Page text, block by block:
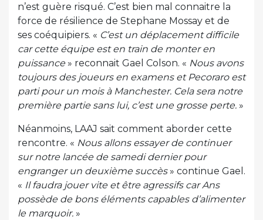
n’est guère risqué. C’est bien mal connaitre la
force de résilience de Stephane Mossay et de
ses coéquipiers. « C’est un déplacement difficile
car cette équipe est en train de monter en
puissance» reconnait Gael Colson. « Nous avons
toujours des joueurs en examens et Pecoraro est
parti pour un mois à Manchester. Cela sera notre
première partie sans lui, c’est une grosse perte. »
Néanmoins, LAAJ sait comment aborder cette
rencontre. « Nous allons essayer de continuer
sur notre lancée de samedi dernier pour
engranger un deuxième succès» continue Gael.
« Il faudra jouer vite et être agressifs car Ans
possède de bons éléments capables d’alimenter
le marquoir. »